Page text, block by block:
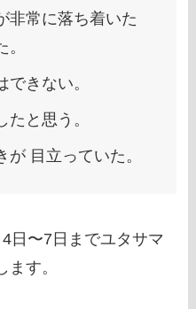
非常に落ち着いた
きない。
と思う。
が 目立っていた。
日〜7日までユタサマ
す。